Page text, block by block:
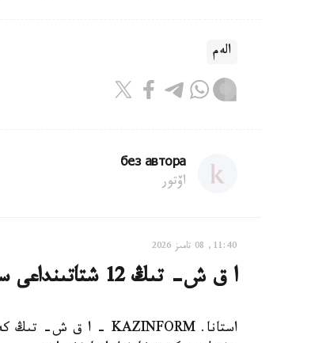
الەم
без автора
اۆتور
11:40, 08 تامىز 2026
ا ق ش- تىڭ 12 شتاتىنداعى سۋ جۇيەلەرى كيبەرشابۋىلعا ۇشىرادى